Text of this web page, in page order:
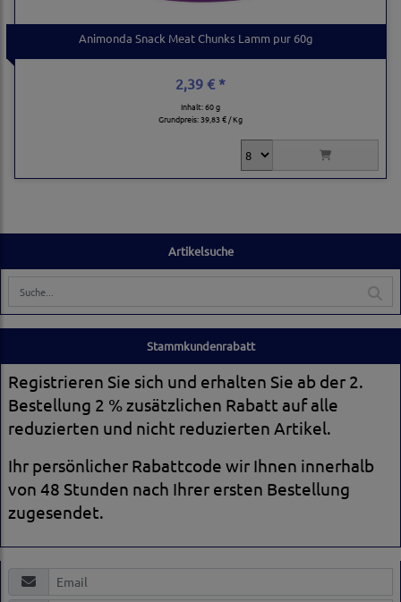
Artikelsuche
Animonda Snack Meat Chunks Lamm pur 60g
2,39 € *
Inhalt: 60 g
Grundpreis:39,83 € / Kg
Stammkundenrabatt
Registrieren Sie sich und erhalten Sie ab der 2.
Bestellung 2 % zusätzlichen Rabatt auf alle
reduzierten und nicht reduzierten Artikel.
Ihr persönlicher Rabattcode wir Ihnen innerhalb
von 48 Stunden nach Ihrer ersten Bestellung
zugesendet.